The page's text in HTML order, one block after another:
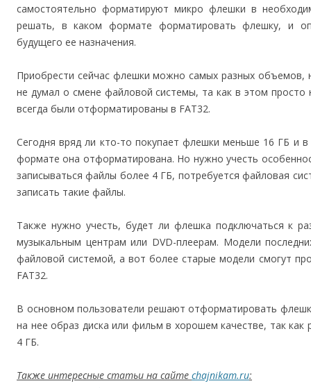
самостоятельно форматируют микро флешки в
решать, в каком формате форматировать флешку, и
будущего ее назначения.
Приобрести сейчас флешки можно самых разных
не думал о смене файловой системы, та как в этом
всегда были отформатированы в FAT32.
Сегодня вряд ли кто-то покупает флешки меньше 16 ГБ и
формате она отформатирована. Но нужно учесть
записываться файлы более 4 ГБ, потребуется файловая
записать такие файлы.
Также нужно учесть, будет ли флешка подключаться к
музыкальным центрам или DVD-плеерам. Модели
файловой системой, а вот более старые модели смогут
FAT32.
В основном пользователи решают отформатировать
на нее образ диска или фильм в хорошем качестве, так
4 ГБ.
Также интересные статьи на сайте chajnikam.ru: